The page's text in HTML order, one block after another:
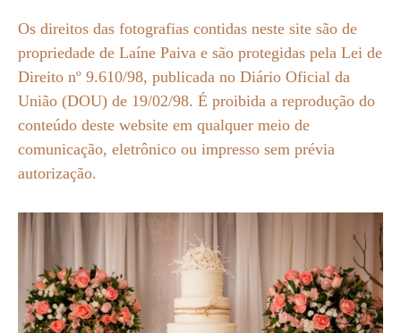
Os direitos das fotografias contidas neste site são de
propriedade de Laíne Paiva e são protegidas pela Lei de
Direito nº 9.610/98, publicada no Diário Oficial da
União (DOU) de 19/02/98. É proibida a reprodução do
conteúdo deste website em qualquer meio de
comunicação, eletrônico ou impresso sem prévia
autorização.